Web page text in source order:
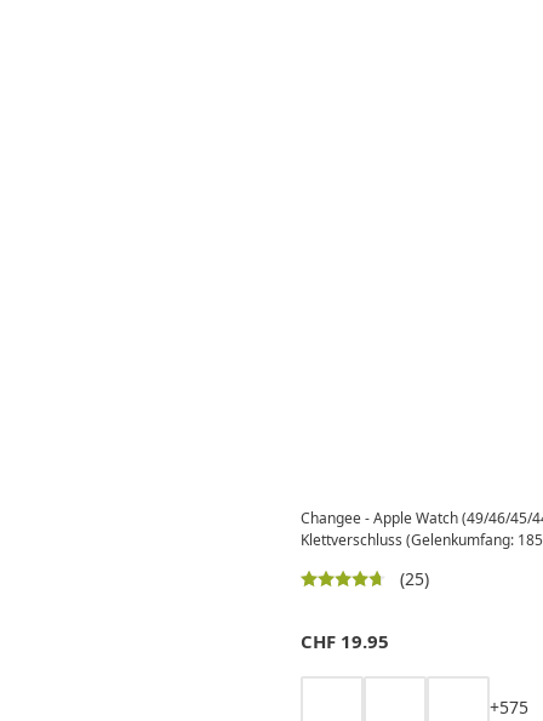
Changee - Apple Watch (49/46/45/
Klettverschluss (Gelenkumfang:
(25)
CHF 19.95
+575